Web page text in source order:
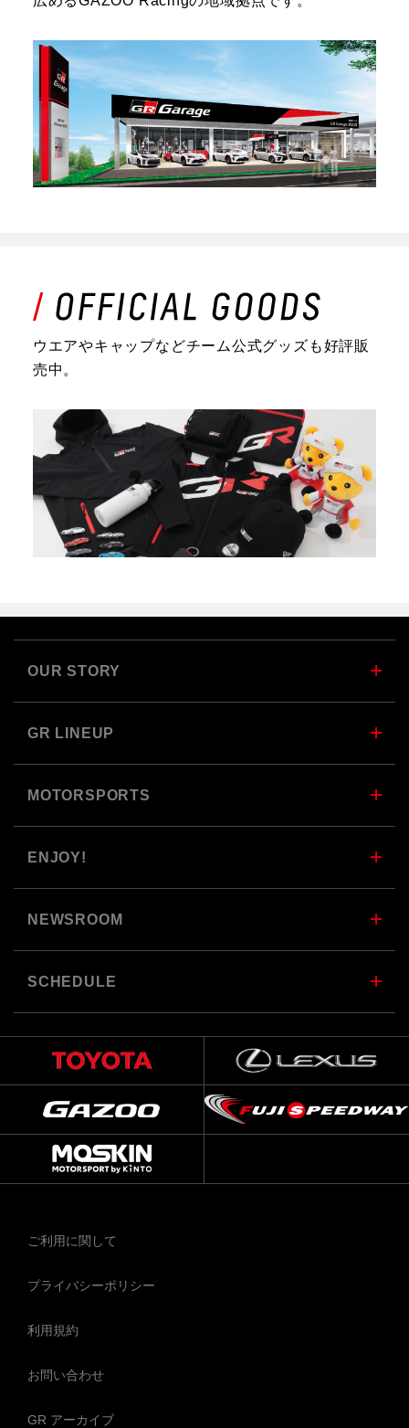
ウエアやキャップなどチーム公式グッズも好評販
売中。
OUR STORY
GR LINEUP
MOTORSPORTS
ENJOY!
NEWSROOM
SCHEDULE
ご利用に関して
プライバシーポリシー
利用規約
お問い合わせ
GR アーカイブ